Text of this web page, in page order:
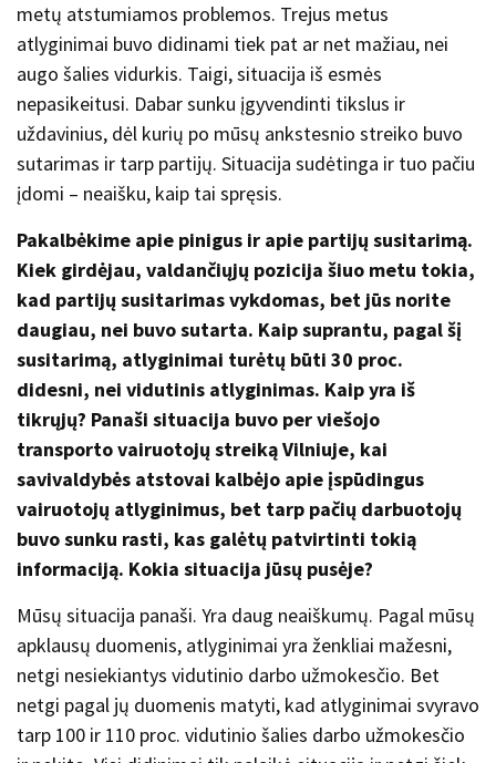
metų atstumiamos problemos. Trejus metus
atlyginimai buvo didinami tiek pat ar net mažiau, nei
augo šalies vidurkis. Taigi, situacija iš esmės
nepasikeitusi. Dabar sunku įgyvendinti tikslus ir
uždavinius, dėl kurių po mūsų ankstesnio streiko buvo
sutarimas ir tarp partijų. Situacija sudėtinga ir tuo pačiu
įdomi – neaišku, kaip tai spręsis.
Pakalbėkime apie pinigus ir apie partijų susitarimą.
Kiek girdėjau, valdančiųjų pozicija šiuo metu tokia,
kad partijų susitarimas vykdomas, bet jūs norite
daugiau, nei buvo sutarta. Kaip suprantu, pagal šį
susitarimą, atlyginimai turėtų būti 30 proc.
didesni, nei vidutinis atlyginimas. Kaip yra iš
tikrųjų? Panaši situacija buvo per viešojo
transporto vairuotojų streiką Vilniuje, kai
savivaldybės atstovai kalbėjo apie įspūdingus
vairuotojų atlyginimus, bet tarp pačių darbuotojų
buvo sunku rasti, kas galėtų patvirtinti tokią
informaciją. Kokia situacija jūsų pusėje?
Mūsų situacija panaši. Yra daug neaiškumų. Pagal mūsų
apklausų duomenis, atlyginimai yra ženkliai mažesni,
netgi nesiekiantys vidutinio darbo užmokesčio. Bet
netgi pagal jų duomenis matyti, kad atlyginimai svyravo
tarp 100 ir 110 proc. vidutinio šalies darbo užmokesčio